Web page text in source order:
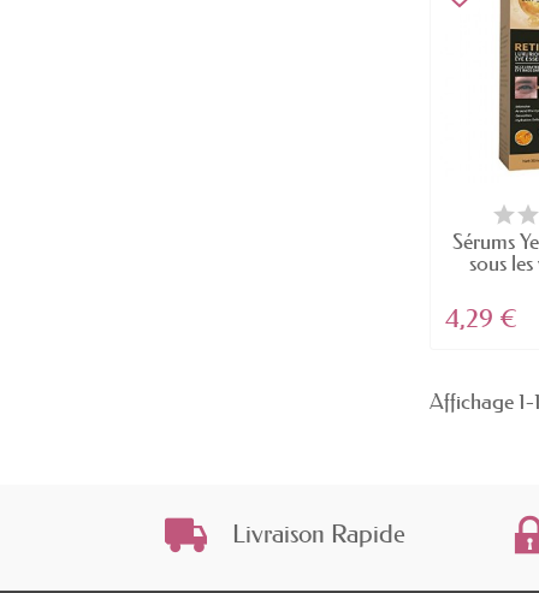
Sérums
sous
4,29 €
Affichage 1-
Livraison Rapide